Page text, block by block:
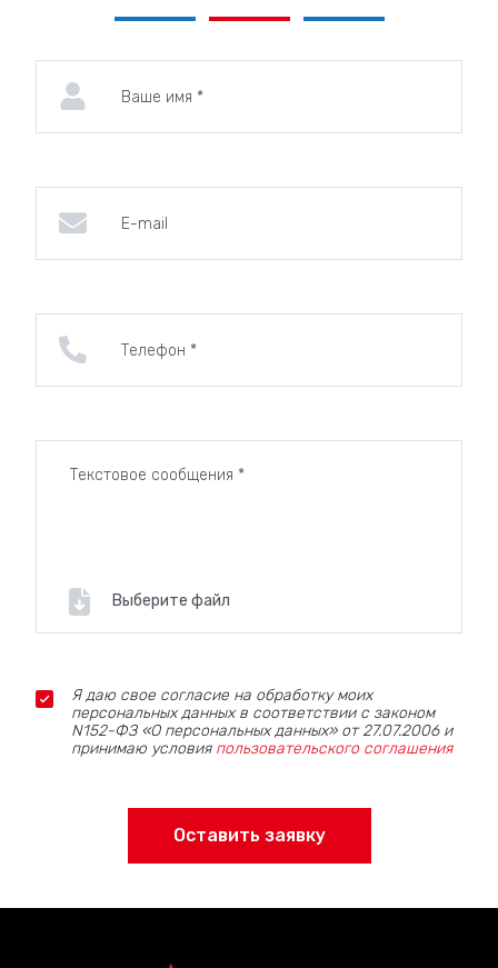
Выберите файл
Я даю свое согласие на обработку моих
персональных данных в соответствии с законом
N152-ФЗ «О персональных данных» от 27.07.2006 и
принимаю условия пользовательского соглашения
Оставить заявку